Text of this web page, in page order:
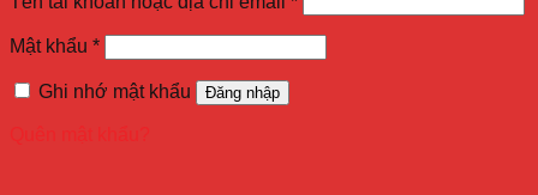
Mật khẩu *
Ghi nhớ mật khẩu Đăng nhập